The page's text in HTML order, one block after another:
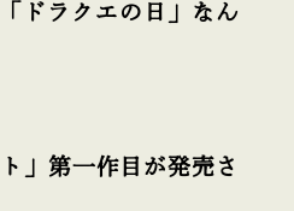
ドラクエの日」なん
」 第一作目が発売さ